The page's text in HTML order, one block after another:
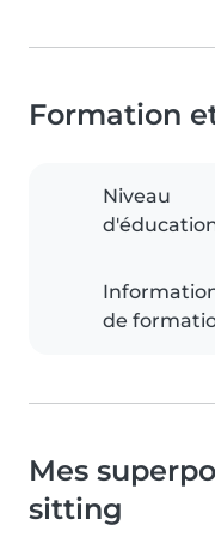
Formation
Niveau
de
Mes
sitting